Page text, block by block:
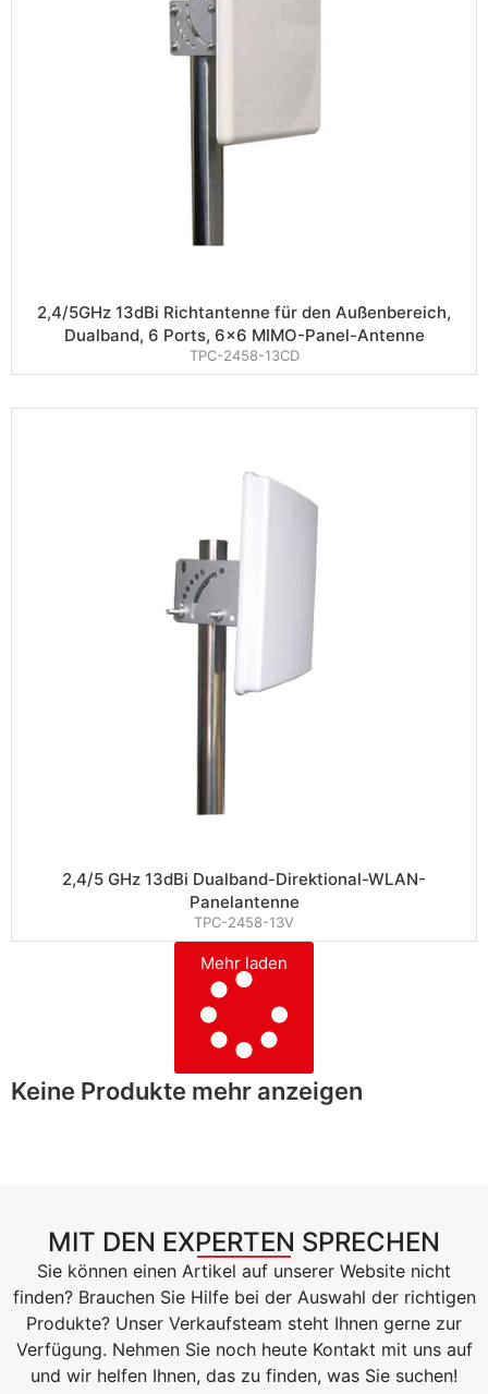
2,4/5GHz 13dBi Richtantenne für den Außenbereich,
Dualband, 6 Ports, 6×6 MIMO-Panel-Antenne
TPC-2458-13CD
2,4/5 GHz 13dBi Dualband-Direktional-WLAN-
Panelantenne
TPC-2458-13V
Mehr laden
Keine Produkte mehr anzeigen
MIT DEN EXPERTEN SPRECHEN
Sie können einen Artikel auf unserer Website nicht
finden? Brauchen Sie Hilfe bei der Auswahl der richtigen
Produkte? Unser Verkaufsteam steht Ihnen gerne zur
Verfügung. Nehmen Sie noch heute Kontakt mit uns auf
und wir helfen Ihnen, das zu finden, was Sie suchen!